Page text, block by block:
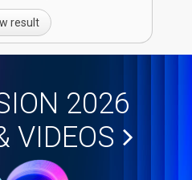
result
2026
VIDEOS